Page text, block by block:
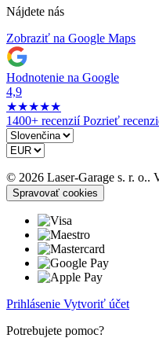
Nájdete nás
Zobraziť na Google Maps
Hodnotenie na Google
4,9
★★★★★
1400+ recenzií Pozrieť
© 2026 Laser-Garage s. r. o..
Spravovať cookies
Prihlásenie Vytvoriť účet
Potrebujete pomoc?